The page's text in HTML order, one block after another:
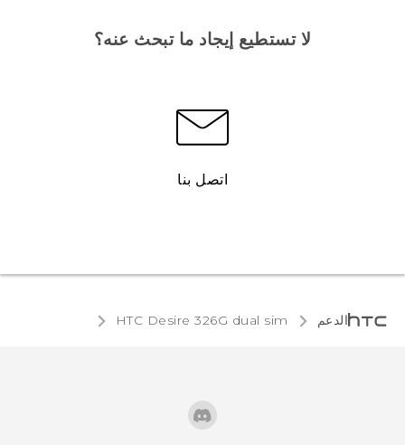
لا تستطيع إيجاد ما تبحث عنه؟
اتصل بنا
الدعم HTC Desire 326G dual sim‎